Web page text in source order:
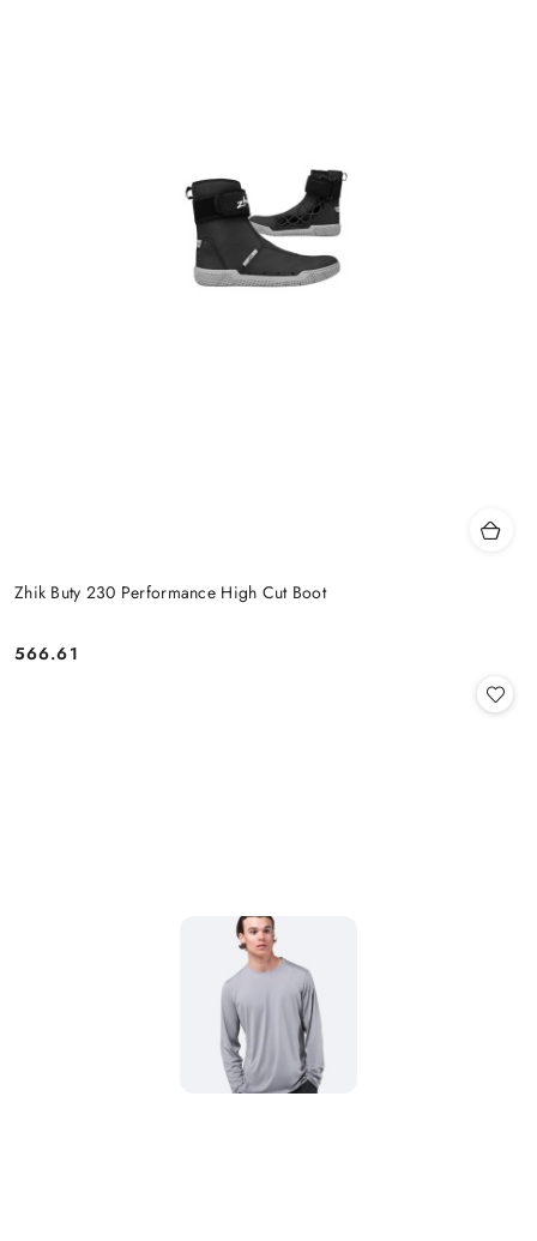
Zhik Buty 230 Performance High Cut Boot
Cena:
566.61